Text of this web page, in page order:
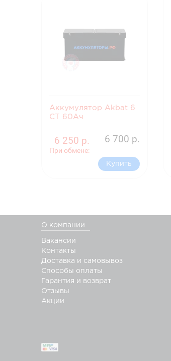
Аккумулятор Akbat 6
CT 60Ач
При обмене:
6 250 р. 6 700 р.
Купить
О компании
Вакансии
Контакты
Доставка и самовывоз
Способы оплаты
Гарантия и возврат
Отзывы
Акции